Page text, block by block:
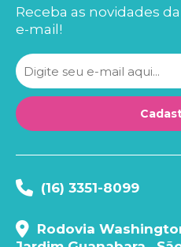
Receba as novidades da
e-mail!
(16) 3351-8099
Rodovia